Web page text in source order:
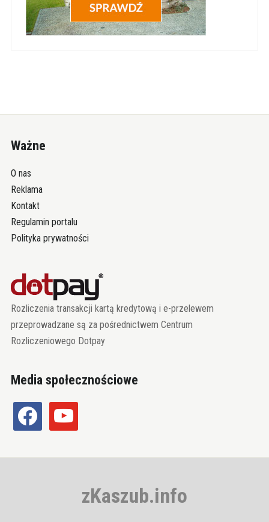
Ważne
O nas
Reklama
Kontakt
Regulamin portalu
Polityka prywatności
Rozliczenia transakcji kartą kredytową i e-przelewem
przeprowadzane są za pośrednictwem Centrum
Rozliczeniowego Dotpay
Media społecznościowe
facebook youtube
zKaszub.info